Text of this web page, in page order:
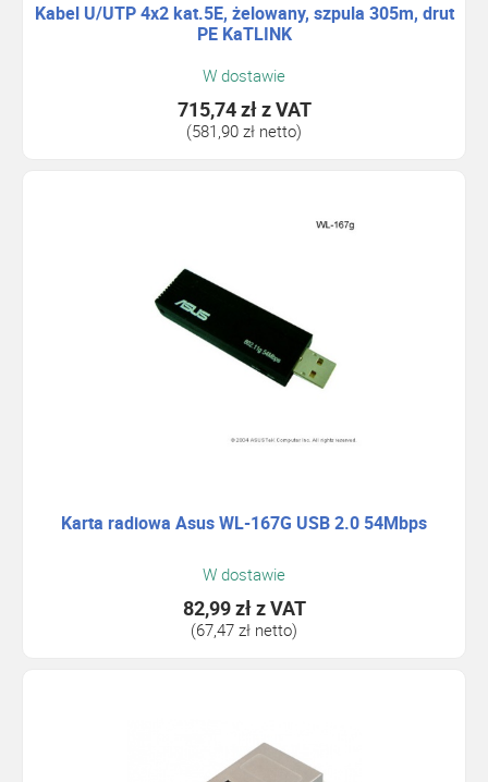
Kabel U/UTP 4x2 kat.5E, żelowany, szpula 305m, drut
PE KaTLINK
W dostawie
715,74 złz VAT
(581,90 zł netto)
Karta radiowa Asus WL-167G USB 2.0 54Mbps
W dostawie
82,99 złz VAT
(67,47 zł netto)